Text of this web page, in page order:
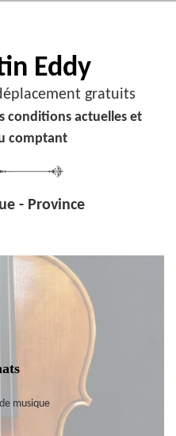
Eddy
gratuits
conditions actuelles et
comptant
- Province
musique